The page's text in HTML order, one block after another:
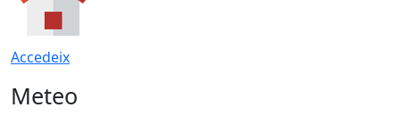
Accedeix
Meteo